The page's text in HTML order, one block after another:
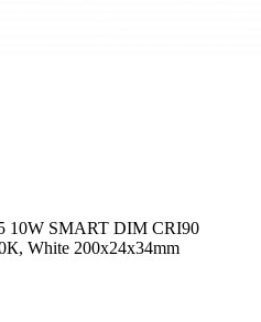
10W SMART DIM CRI90
White 200x24x34mm